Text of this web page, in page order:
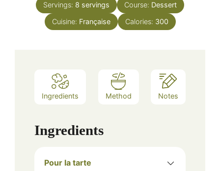
Servings: 8 servings Course: Dessert
Cuisine: Française Calories: 300
Ingredients Method Notes
Ingredients
Pour la tarte